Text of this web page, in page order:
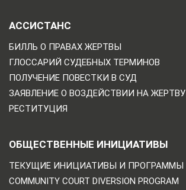
АССИСТАНС
БИЛЛЬ О ПРАВАХ ЖЕРТВЫ
ГЛОССАРИЙ СУДЕБНЫХ ТЕРМИНОВ
ПОЛУЧЕНИЕ ПОВЕСТКИ В СУД
ЗАЯВЛЕНИЕ О ВОЗДЕЙСТВИИ НА ЖЕРТВУ
РЕСТИТУЦИЯ
ОБЩЕСТВЕННЫЕ ИНИЦИАТИВЫ
ТЕКУЩИЕ ИНИЦИАТИВЫ И ПРОГРАММЫ
COMMUNITY COURT DIVERSION PROGRAM